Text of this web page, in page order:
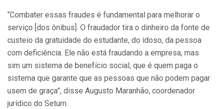
“Combater essas fraudes é fundamental para melhorar o
serviço [dos ônibus]. O fraudador tira o dinheiro da fonte de
custeio da gratuidade do estudante, do idoso, da pessoa
com deficiência. Ele não está fraudando a empresa, mas
sim um sistema de benefício social, que é quem paga o
sistema que garante que as pessoas que não podem pagar
usem de graça”, disse Augusto Maranhão, coordenador
jurídico do Seturn.